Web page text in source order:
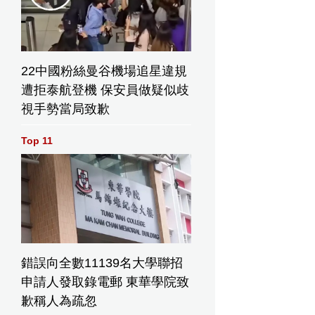
點 友邦
恒指109點
22中國粉絲曼谷機場追星違規
遭拒泰航登機 保安員做疑似歧
視手勢當局致歉
Top 11
錯誤向全數11139名大學聯招
申請人發取錄電郵 東華學院致
歉稱人為疏忽